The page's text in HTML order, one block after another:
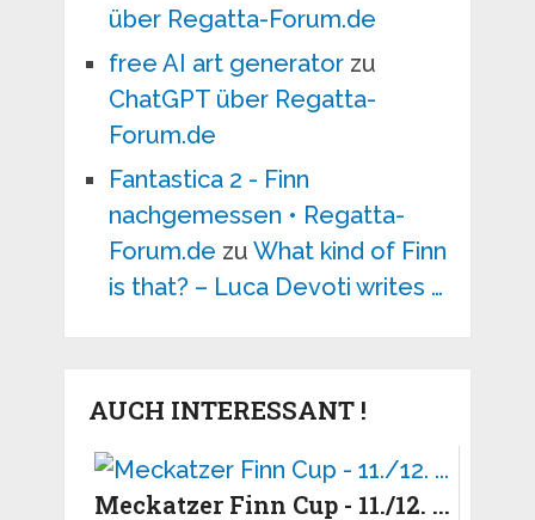
über Regatta-Forum.de
free AI art generatorzu
ChatGPT über Regatta-
Forum.de
Fantastica 2 - Finn
nachgemessen • Regatta-
Forum.de zu What kind of Finn
is that? – Luca Devoti writes …
AUCH INTERESSANT !
Meckatzer Finn Cup - 11./12. ...